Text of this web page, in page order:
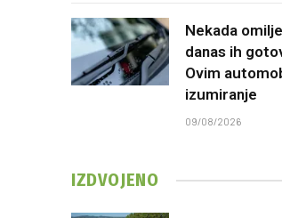
Nekada
danas ih
Ovim
izumiranje
09/08/2026
IZDVOJENO